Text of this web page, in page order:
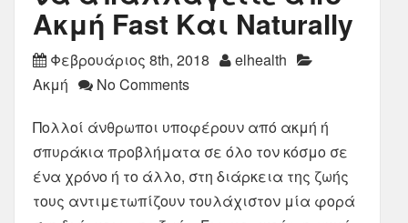
Ακμή Fast Και Naturally
Φεβρουάριος 8th, 2018
elhealth
Ακμή
No Comments
Πολλοί άνθρωποι υποφέρουν από ακμή ή
σπυράκια προβλήματα σε όλο τον κόσμο σε
ένα χρόνο ή το άλλο, στη διάρκεια της ζωής
τους αντιμετωπίζουν τουλάχιστον μία φορά